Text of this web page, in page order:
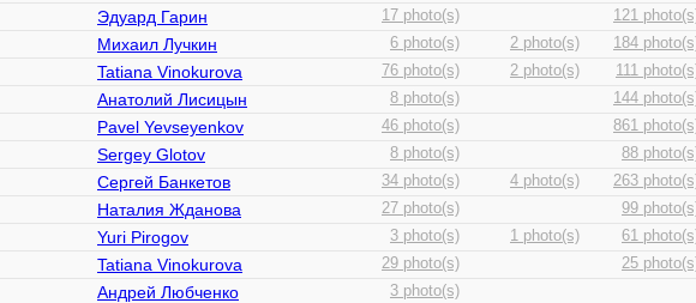
Эдуард Гарин 17 photo(s) 121
Михаил Лучкин 6 photo(s) 2 photo(s) 184
Tatiana Vinokurova 76 photo(s) 2 photo(s) 111
Анатолий Лисицын 8 photo(s) 144
Pavel Yevseyenkov 46 photo(s) 861
Sergey Glotov 8 photo(s) 88
Сергей Банкетов 34 photo(s) 4 photo(s) 263
Наталия Жданова 27 photo(s) 99
Yuri Pirogov 3 photo(s) 1 photo(s) 61
Tatiana Vinokurova 29 photo(s) 25
Андрей Любченко 3 photo(s)